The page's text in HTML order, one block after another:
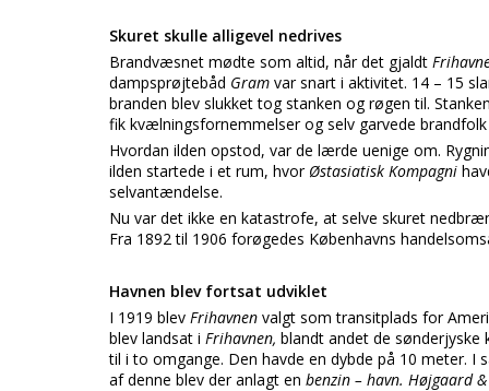
Skuret skulle alligevel nedrives
Brandvæsnet mødte som altid, når det gjaldt
dampsprøjtebåd Gram var snart i aktivitet. 14 – 15
branden blev slukket tog stanken og røgen til.
fik kvælningsfornemmelser og selv garvede
Hvordan ilden opstod, var de lærde uenige om.
ilden startede i et rum, hvor Østasiatisk Kompagni
selvantændelse.
Nu var det ikke en katastrofe, at selve skuret
Fra 1892 til 1906 forøgedes Københavns
Havnen blev fortsat udviklet
I 1919 blev Frihavnen valgt som transitplads for
blev landsat i Frihavnen, blandt andet de sønderjyske
til i to omgange. Den havde en dybde på 10 meter. I
af denne blev der anlagt en benzin – havn. Højgaard